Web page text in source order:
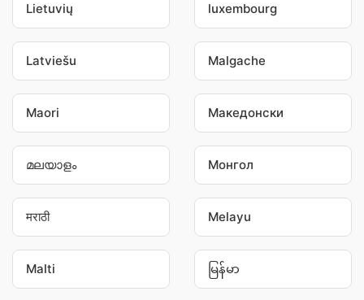
Lietuvių luxembourg
Latviešu Malgache
Maori Македонски
മലയാളം Монгол
मराठी Melayu
Malti မြန်မာ